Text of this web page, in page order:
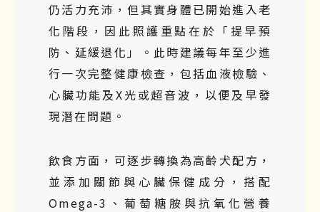
仍活力充沛，但其實身體已開始進入老
化階段，因此照護重點在於「提早預
防、延緩退化」。此時建議每年至少進
行一次完整健康檢查，包括血液檢驗、
心臟功能及X光或超音波，以便及早發
現潛在問題。
飲食方面，可逐步轉換為高齡犬配方，
並添加關節與心臟保健成分，搭配
Omega-3、葡萄糖胺與抗氧化營養